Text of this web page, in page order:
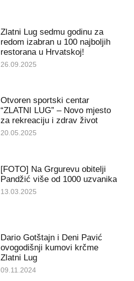
Zlatni Lug sedmu godinu za
redom izabran u 100 najboljih
restorana u Hrvatskoj!
26.09.2025
Otvoren sportski centar
“ZLATNI LUG” – Novo mjesto
za rekreaciju i zdrav život
20.05.2025
[FOTO] Na Grgurevu obitelji
Pandžić više od 1000 uzvanika
13.03.2025
Dario Gotštajn i Deni Pavić
ovogodišnji kumovi krčme
Zlatni Lug
09.11.2024